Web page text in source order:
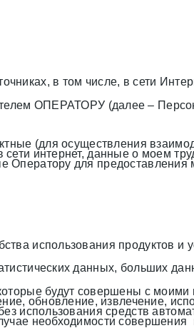
в том числе, в сети
ОПЕРАТОРУ (далее –
(для осуществления
интернет, данные о моем
для предоставления
использования продуктов
данных, больших
будут совершены с
обновление, извлечение,
использования средств
необходимости